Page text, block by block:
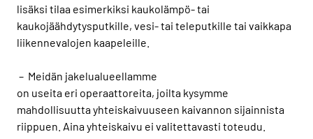
lisäksi tilaa esimerkiksi kaukolämpö- tai
kaukojäähdytysputkille, vesi- tai teleputkille tai vaikkapa
liikennevalojen kaapeleille.
– Meidän jakelualueellamme
on useita eri operaattoreita, joilta kysymme
mahdollisuutta yhteiskaivuuseen kaivannon sijainnista
riippuen. Aina yhteiskaivu ei valitettavasti toteudu.